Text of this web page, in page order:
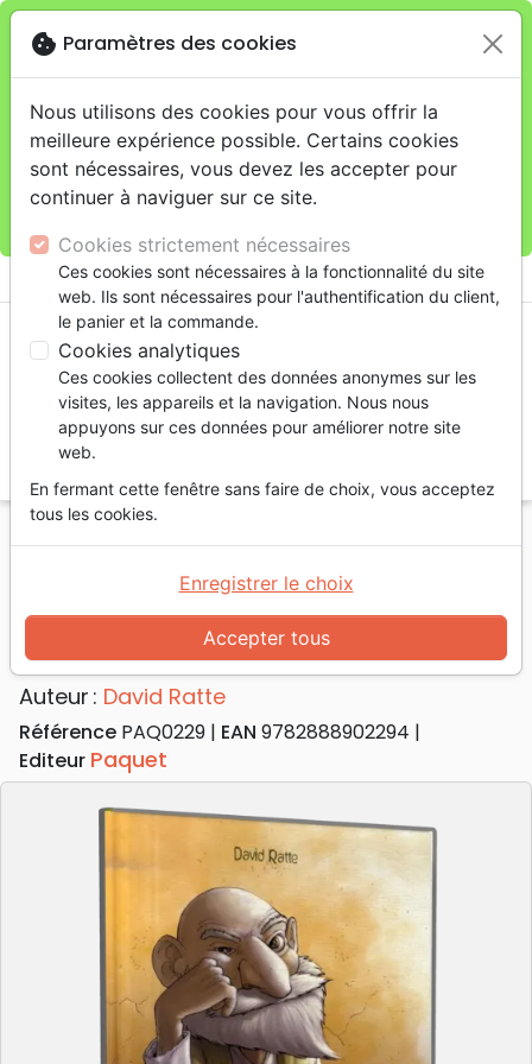
Je veux retirer ma commande au 11 rue de Rive,
Genèveclose
warningCette boutique en ligne est limitée au retrait en
magasin.
Pour les livraisons à domicile, veuillez passer vos
commandes sur la boutique La Maison de la Bible
shopping_cart
Accueil Livres
Bandes dessinées
Voyage des pères (Le) - [BD] tome 1, Jonas
Le Voyage des pères
[BD] tome 1, Jonas
Auteur : David Ratte
Référence PAQ0229 EAN 9782888902294
Editeur Paquet
cookie Paramètres des cookies
Nous utilisons des cookies pour vous offrir la
meilleure expérience possible. Certains cookies
sont nécessaires, vous devez les accepter pour
continuer à naviguer sur ce site.
Cookies strictement nécessaires
Ces cookies sont nécessaires à la fonctionnalité du site
web. Ils sont nécessaires pour l'authentification du client,
le panier et la commande.
Cookies analytiques
Ces cookies collectent des données anonymes sur les
visites, les appareils et la navigation. Nous nous
appuyons sur ces données pour améliorer notre site
web.
En fermant cette fenêtre sans faire de choix, vous acceptez
tous les cookies.
Accepter tous
Enregistrer le choix